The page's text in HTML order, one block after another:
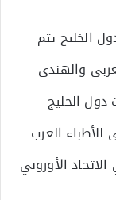
الخليج يتم
والهندي
دول الخليج
العرب
الأوروبي